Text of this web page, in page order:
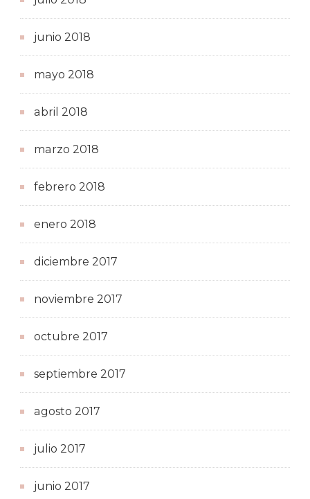
junio 2018
mayo 2018
abril 2018
marzo 2018
febrero 2018
enero 2018
diciembre 2017
noviembre 2017
octubre 2017
septiembre 2017
agosto 2017
julio 2017
junio 2017